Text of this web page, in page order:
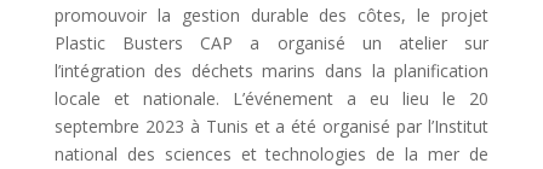
promouvoir la gestion durable des côtes, le projet
Plastic Busters CAP a organisé un atelier sur
l’intégration des déchets marins dans la planification
locale et nationale. L’événement a eu lieu le 20
septembre 2023 à Tunis et a été organisé par l’Institut
national des sciences et technologies de la mer de